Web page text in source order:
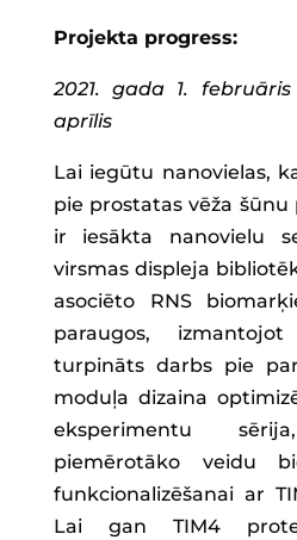
Projekta progress:
2021. gada 1.
aprīlis
Lai iegūtu nanovielas,
pie prostatas vēža šūnu
ir iesākta nanovielu
virsmas displeja
asociēto RNS
paraugos, izmantojot
turpināts darbs pie
moduļa dizaina
eksperimentu
piemērotāko veidu
funkcionalizēšanai ar
Lai gan TIM4